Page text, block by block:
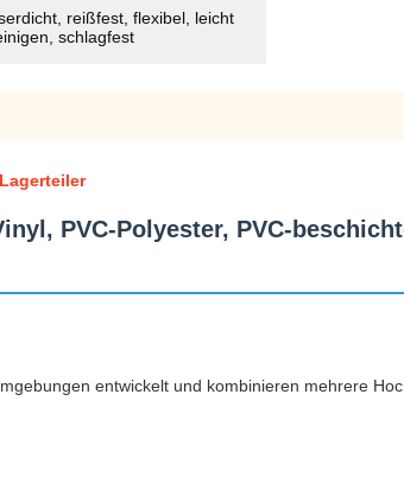
reißfest, flexibel, leicht
schlagfest
PVC-Polyester, PVC-
entwickelt und kombinieren mehrere